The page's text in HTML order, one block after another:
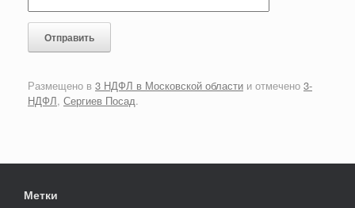
Размещено в 3 НДФЛ в Московской области и отмечено 3-
НДФЛ, Сергиев Посад.
Метки